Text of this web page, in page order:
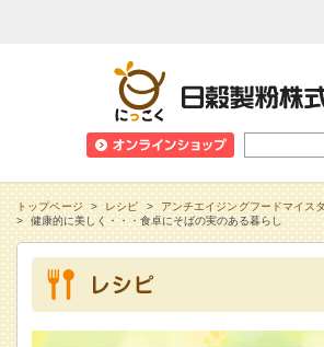
トップページ > レシピ >
アンチエイジングフードマイス
>
健康的に美しく・・・食卓にそばの実のある暮らし